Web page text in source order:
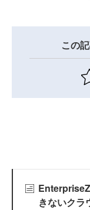
この
きないクラ